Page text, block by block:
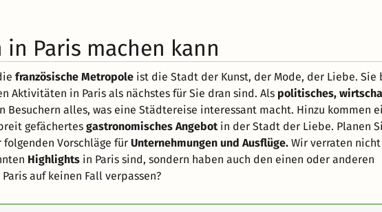
Paris machen kann
französische Metropole ist die Stadt der Kunst, der Mode, der Liebe. Sie
Aktivitäten in Paris als nächstes für Sie dran sind. Als politisches,
Besuchern alles, was eine Städtereise interessant macht. Hinzu kommen
gefächertes gastronomisches Angebotin der Stadt der Liebe. Planen
Vorschläge für Unternehmungen und Ausflüge. Wir verraten
Highlights in Paris sind, sondern haben auch den einen oder anderen
auf keinen Fall verpassen?